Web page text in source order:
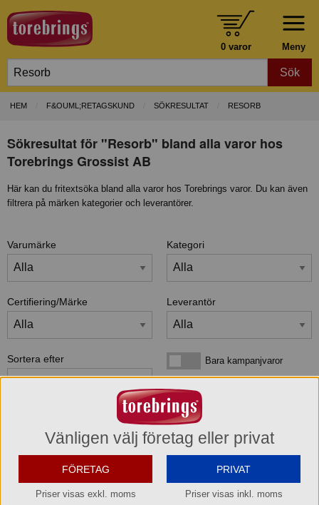
Meny
0 varor
Sök
HEM F&OUML;RETAGSKUND SÖKRESULTAT RESORB
Sökresultat för "Resorb" bland alla varor hos
Torebrings Grossist AB
Här kan du fritextsöka bland alla varor hos Torebrings varor. Du kan även
filtrera på märken kategorier och leverantörer.
Varumärke Kategori
Certifiering/Märke Leverantör
Sortera efter Bara kampanjvarorBara kampanjvaror
Visa maxläge 1 vara/rad
Visa standardlägeVisa standardläge 2 varor/rad
Vänligen välj företag eller privat
FÖRETAG
Priser visas exkl. moms
PRIVAT
Priser visas inkl. moms